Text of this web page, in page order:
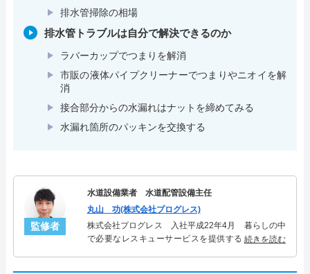
排水管掃除の相場
排水管トラブルは自分で解決できるのか
ラバーカップでつまりを解消
市販の液体パイプクリーナーでつまりやニオイを解
消
接合部分からの水漏れはナットを締めてみる
水漏れ箇所のパッキンを交換する
監修者
水道設備業者 水道配管設備主任
丸山 功(株式会社プログレス)
株式会社プログレス 入社平成22年4月 暮らしの中
で必要なレスキューサービスを提供する株式会社プ
続きを読む